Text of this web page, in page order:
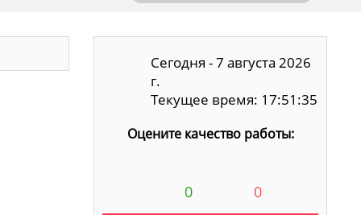
Сегодня - 7 августа 2026
г.
Текущее время: 17:51:36
Оцените качество работы:
0 0